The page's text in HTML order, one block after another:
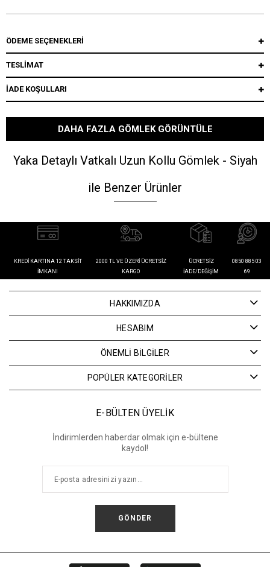
ÖDEME SEÇENEKLERI
TESLİMAT
İADE KOŞULLARI
DAHA FAZLA GÖMLEK GÖRÜNTÜLE
Yaka Detaylı Vatkalı Uzun Kollu Gömlek - Siyah
ile Benzer Ürünler
KREDI KARTINA 12 TAKSIT
İMKANI
2000 TL VE ÜZERI ÜCRETSIZ
KARGO
ÜCRETSIZ
İADE/DEĞIŞIM
0850 885 03
69
HAKKIMIZDA
HESABIM
ÖNEMLİ BİLGİLER
POPÜLER KATEGORİLER
E-BÜLTEN ÜYELİK
İndirimlerden haberdar olmak için e-bültene
kaydol!
GÖNDER